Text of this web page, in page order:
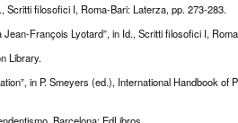
Scritti filosofici I, Roma-Bari: Laterza, pp. 273-283.
François Lyotard”, in Id., Scritti filosofici I,
Library.
in P. Smeyers (ed.), International Handbook of